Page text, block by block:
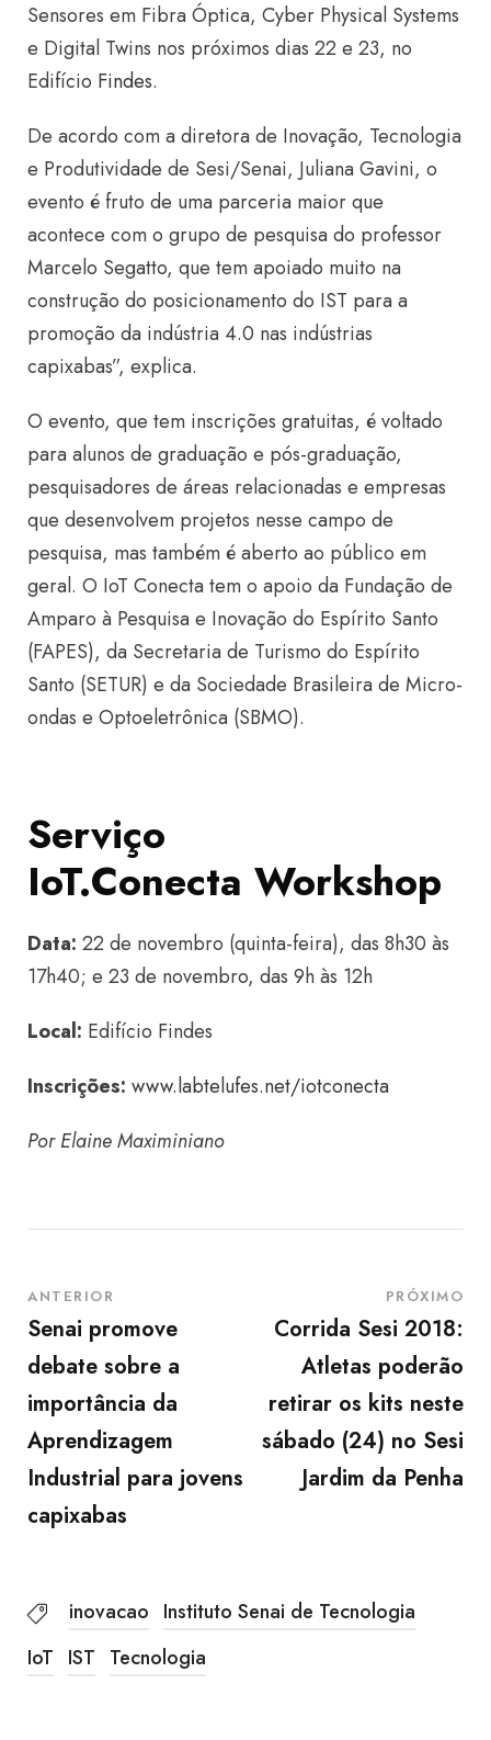
Sensores em Fibra Óptica, Cyber Physical Systems
e Digital Twins nos próximos dias 22 e 23, no
Edifício Findes.
De acordo com a diretora de Inovação, Tecnologia
e Produtividade de Sesi/Senai, Juliana Gavini, o
evento é fruto de uma parceria maior que
acontece com o grupo de pesquisa do professor
Marcelo Segatto, que tem apoiado muito na
construção do posicionamento do IST para a
promoção da indústria 4.0 nas indústrias
capixabas”, explica.
O evento, que tem inscrições gratuitas, é voltado
para alunos de graduação e pós-graduação,
pesquisadores de áreas relacionadas e empresas
que desenvolvem projetos nesse campo de
pesquisa, mas também é aberto ao público em
geral. O IoT Conecta tem o apoio da Fundação de
Amparo à Pesquisa e Inovação do Espírito Santo
(FAPES), da Secretaria de Turismo do Espírito
Santo (SETUR) e da Sociedade Brasileira de Micro-
ondas e Optoeletrônica (SBMO).
Serviço
IoT.Conecta Workshop
Data: 22 de novembro (quinta-feira), das 8h30 às
17h40; e 23 de novembro, das 9h às 12h
Local: Edifício Findes
Inscrições: www.labtelufes.net/iotconecta
Por Elaine Maximiniano
ANTERIOR
Senai promove
debate sobre a
importância da
Aprendizagem
Industrial para jovens
capixabas
PRÓXIMO
Corrida Sesi 2018:
Atletas poderão
retirar os kits neste
sábado (24) no Sesi
Jardim da Penha
inovacao Instituto Senai de Tecnologia
IoT IST Tecnologia